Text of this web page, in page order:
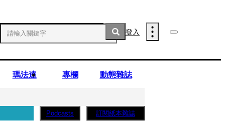
登入
瑪法達 專欄 動態雜誌
Podcasts 訂閱紙本雜誌